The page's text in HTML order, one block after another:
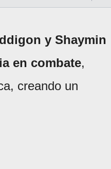
y Shaymin
en combate,
creando un